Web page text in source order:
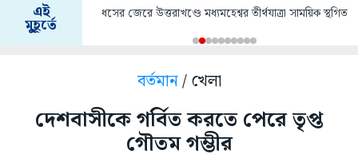
এই
মুহূর্তে
ধসের জেরে উত্তরাখণ্ডে মধ্যমহেশ্বর তীর্থযাত্রা সাময়িক স্থগিত
বর্তমান/ খেলা
দেশবাসীকে গর্বিত করতে পেরে তৃপ্ত
গৌতম গম্ভীর